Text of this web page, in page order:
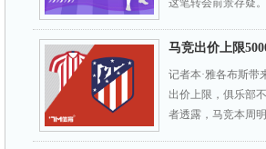
这笔转会前景存疑
马竞出价上限
记者本·雅各布斯带
出价上限，俱乐部
者透露，马竞本周